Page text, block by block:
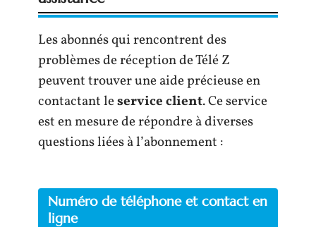
Les abonnés qui rencontrent des
problèmes de réception de Télé Z
peuvent trouver une aide précieuse en
contactant leservice client. Ce service
est en mesure de répondre à diverses
questions liées à l’abonnement :
Numéro de téléphone et contact en
ligne